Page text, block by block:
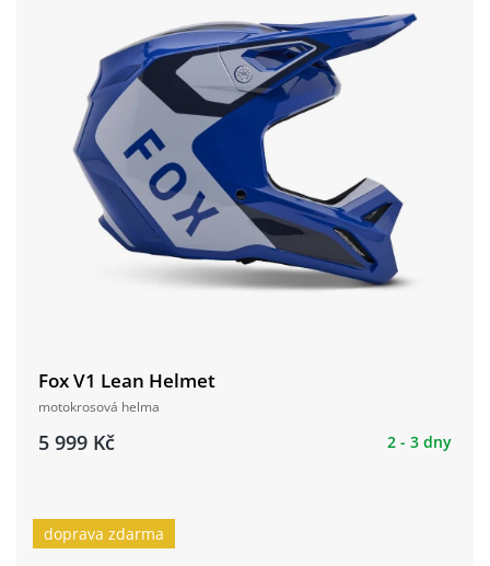
Fox V1 Lean Helmet
motokrosová helma
5 999 Kč 2 - 3 dny
doprava zdarma